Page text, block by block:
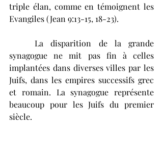
triple élan, comme en témoignent les
Evangiles (Jean 9:13-15, 18-23).
	La disparition de la grande
synagogue ne mit pas fin à celles
implantées dans diverses villes par les
Juifs, dans les empires successifs grec
et romain. La synagogue représente
beaucoup pour les Juifs du premier
siècle.